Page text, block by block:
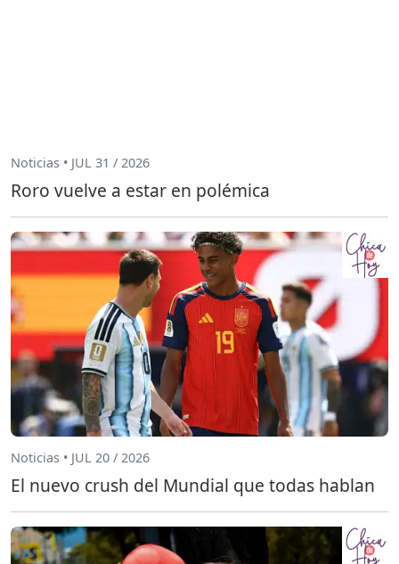
Noticias • JUL 31 / 2026
Roro vuelve a estar en polémica
Noticias • JUL 20 / 2026
El nuevo crush del Mundial que todas hablan